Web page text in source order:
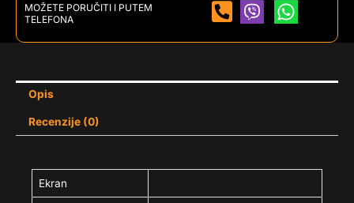
MOŽETE PORUČITI I PUTEM
TELEFONA
Opis
Recenzije (0)
Ekran